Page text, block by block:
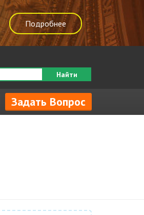
Подробнее
Найти
Задать Вопрос